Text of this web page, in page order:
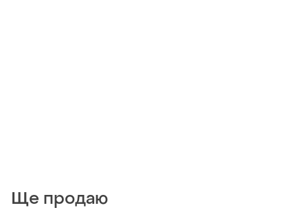
Ще продаю